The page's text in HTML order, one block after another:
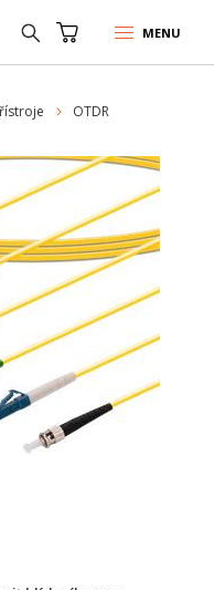
MENU
OTDR